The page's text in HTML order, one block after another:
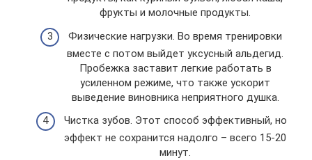
фрукты и молочные продукты.
Физические нагрузки. Во время тренировки
вместе с потом выйдет уксусный альдегид.
Пробежка заставит легкие работать в
усиленном режиме, что также ускорит
выведение виновника неприятного душка.
Чистка зубов. Этот способ эффективный, но
эффект не сохранится надолго – всего 15-20
минут.